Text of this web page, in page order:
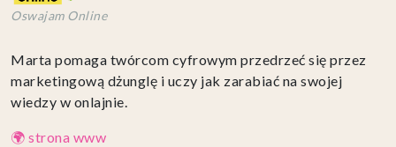
Oswajam Online
Marta pomaga twórcom cyfrowym przedrzeć się przez
marketingową dżunglę i uczy jak zarabiać na swojej
wiedzy w onlajnie.
🌍 strona www